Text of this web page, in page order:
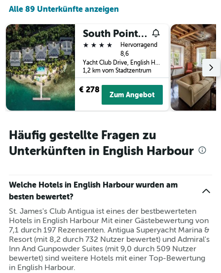
anzeigt,
der
in
den
letzten
3
Tagen
gefunden
wurde.
Alle 89 Unterkünfte anzeigen
South Point Antigua Ocean Suites
4 Sterne
Hervorragend
8,6
Yacht Club Drive, English Harbour, Antigua und Barbuda
1,2 km vom Stadtzentrum
€ 278
Zum Angebot
Häufig gestellte Fragen zu
Unterkünften in English Harbour
Welche Hotels in English Harbour wurden am
besten bewertet?
St. James's Club Antigua ist eines der bestbewerteten
Hotels in English Harbour Mit einer Gästebewertung von
7,1 durch 197 Rezensenten. Antigua Superyacht Marina &
Resort (mit 8,2 durch 732 Nutzer bewertet) und Admiral's
Inn And Gunpowder Suites (mit 9,0 durch 509 Nutzer
bewertet) sind weitere Hotels mit einer Top-Bewertung
in English Harbour.